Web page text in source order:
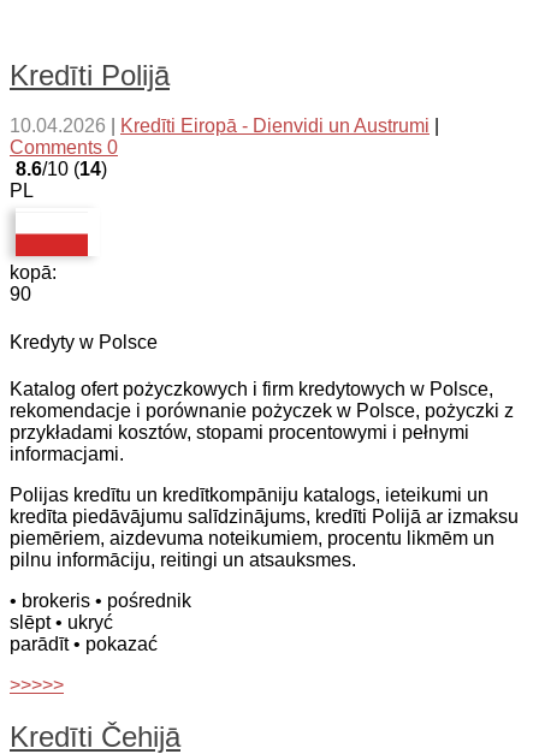
Kredīti Polijā
10.04.2026 Kredīti Eiropā - Dienvidi un Austrumi
Comments 0
8.6/10 (14)
PL
kopā:
90
Kredyty w Polsce
Katalog ofert pożyczkowych i firm kredytowych w Polsce,
rekomendacje i porównanie pożyczek w Polsce, pożyczki z
przykładami kosztów, stopami procentowymi i pełnymi
informacjami.
Polijas kredītu un kredītkompāniju katalogs, ieteikumi un
kredīta piedāvājumu salīdzinājums, kredīti Polijā ar izmaksu
piemēriem, aizdevuma noteikumiem, procentu likmēm un
pilnu informāciju, reitingi un atsauksmes.
• brokeris • pośrednik
slēpt• ukryć
parādīt• pokazać
>>>>>
Kredīti Čehijā